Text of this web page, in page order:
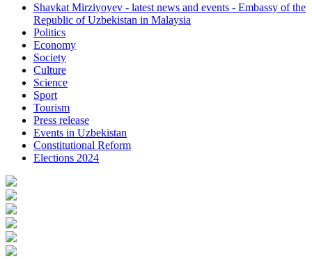
Shavkat Mirziyoyev - latest news and events - Embassy of the
Republic of Uzbekistan in Malaysia
Politics
Economy
Society
Culture
Science
Sport
Tourism
Press release
Events in Uzbekistan
Constitutional Reform
Elections 2024